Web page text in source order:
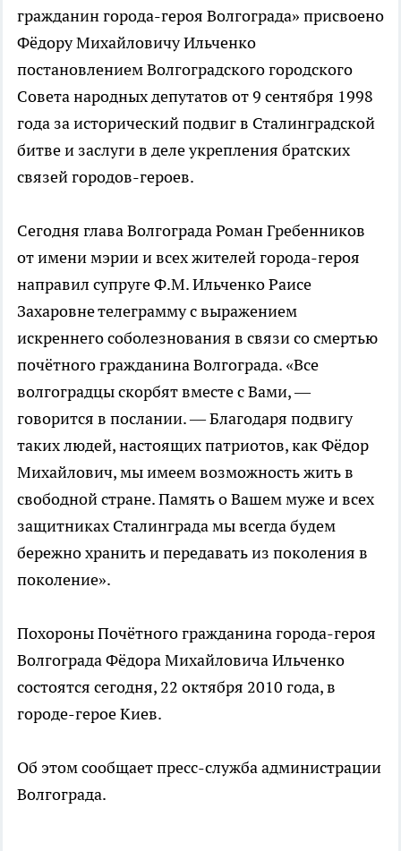
гражданин города-героя Волгограда» присвоено
Фёдору Михайловичу Ильченко
постановлением Волгоградского городского
Совета народных депутатов от 9 сентября 1998
года за исторический подвиг в Сталинградской
битве и заслуги в деле укрепления братских
связей городов-героев.
Сегодня глава Волгограда Роман Гребенников
от имени мэрии и всех жителей города-героя
направил супруге Ф.М. Ильченко Раисе
Захаровне телеграмму с выражением
искреннего соболезнования в связи со смертью
почётного гражданина Волгограда. «Все
волгоградцы скорбят вместе с Вами, —
говорится в послании. — Благодаря подвигу
таких людей, настоящих патриотов, как Фёдор
Михайлович, мы имеем возможность жить в
свободной стране. Память о Вашем муже и всех
защитниках Сталинграда мы всегда будем
бережно хранить и передавать из поколения в
поколение».
Похороны Почётного гражданина города-героя
Волгограда Фёдора Михайловича Ильченко
состоятся сегодня, 22 октября 2010 года, в
городе-герое Киев.
Об этом сообщает пресс-служба администрации
Волгограда.